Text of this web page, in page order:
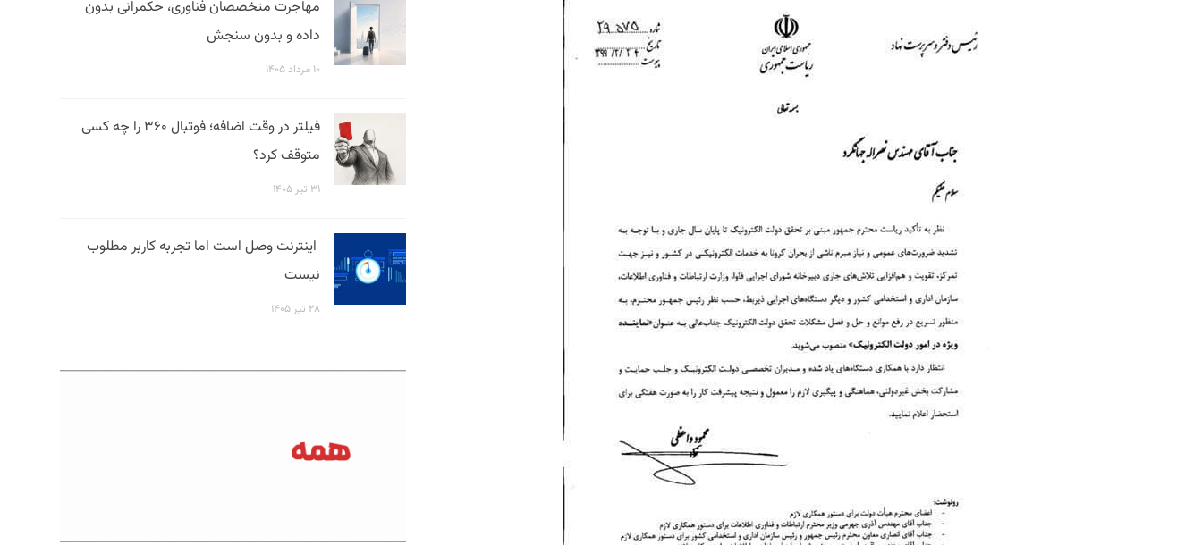
مهاجرت متخصصان فناوری، حکمرانی بدون
داده و بدون سنجش
۱۰ مرداد ۱۴۰۵
فیلتر در وقت اضافه؛ فوتبال ۳۶۰ را چه کسی
متوقف کرد؟
۳۱ تیر ۱۴۰۵
اینترنت وصل است اما تجربه کاربر مطلوب
نیست
۲۸ تیر ۱۴۰۵